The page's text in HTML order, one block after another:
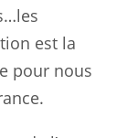
est la
pour nous